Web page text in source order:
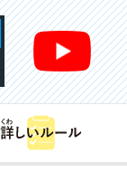
び方商品情報